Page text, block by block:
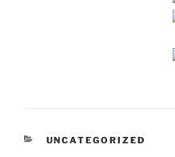
CATEGORÍAS
UNCATEGORIZED